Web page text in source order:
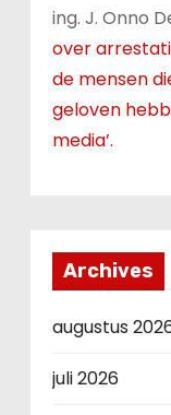
ing. J. Onno
over
de mensen
geloven
media’.
Archives
augustus
juli 2026